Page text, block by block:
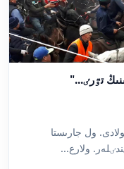
تٷرٸ..."
ول جارىستا
ولارع...